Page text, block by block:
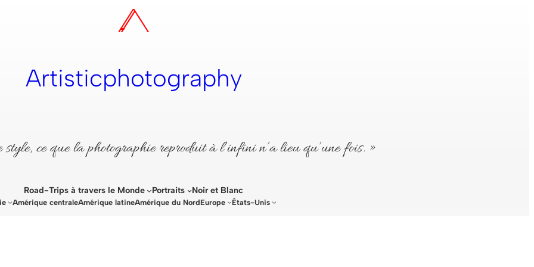
Artisticphotography
ce que la photographie reproduit à l’infini n’a lieu qu’une fois. »
Road-Trips à travers le Monde Portraits Noir et Blanc
Amérique centraleAmérique latineAmérique du NordEurope États-Unis